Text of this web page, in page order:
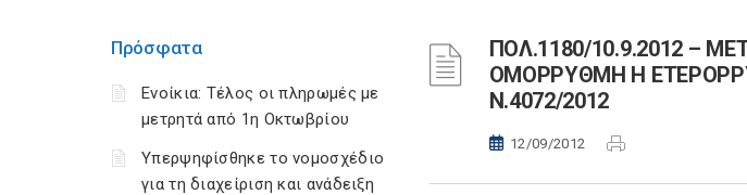
Πρόσφατα
Ενοίκια: Τέλος οι πληρωμές με
μετρητά από 1η Οκτωβρίου
Υπερψηφίσθηκε το νομοσχέδιο
για τη διαχείριση και ανάδειξη
ΠΟΛ.1180/10.9.2012 –
ΟΜΟΡΡΥΘΜΗ Η
Ν.4072/2012
12/09/2012